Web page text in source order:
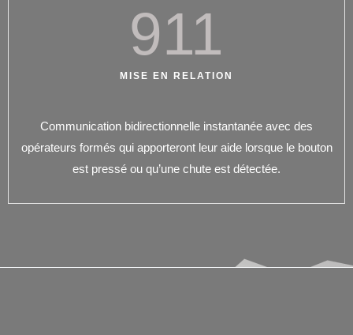
MISE EN RELATION
911
Communication bidirectionnelle instantanée avec des
opérateurs formés qui apporteront leur aide lorsque le bouton
est pressé ou qu’une chute est détectée.